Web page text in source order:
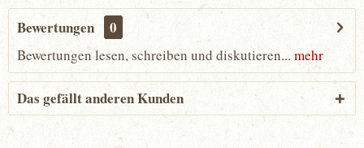
Bewertungen 0
Bewertungen lesen, schreiben und diskutieren... mehr
Das gefällt anderen Kunden